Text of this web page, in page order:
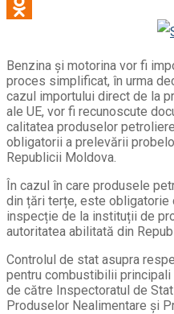
Benzina și motorina vor fi
proces simplificat, în urma
cazul importului direct de la
ale UE, vor fi recunoscute
calitatea produselor
obligatorii a prelevării
Republicii Moldova.
În cazul în care produsele
din țări terțe, este obligatorie
inspecție de la instituții de
autoritatea abilitată din
Controlul de stat asupra
pentru combustibilii
de către Inspectoratul de
Produselor Nealimentare şi